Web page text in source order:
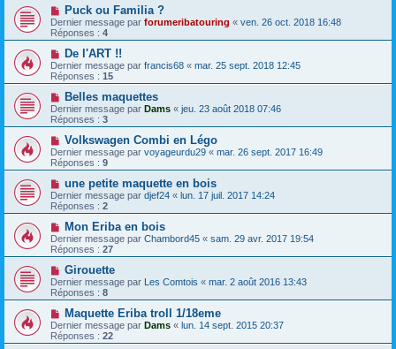
Puck ou Familia ?
Dernier message par forumeribatouring « ven. 26 oct. 2018 16:48
Réponses : 4
De l'ART !!
Dernier message par francis68 « mar. 25 sept. 2018 12:45
Réponses : 15
Belles maquettes
Dernier message par Dams « jeu. 23 août 2018 07:46
Réponses : 3
Volkswagen Combi en Légo
Dernier message par voyageurdu29 « mar. 26 sept. 2017 16:49
Réponses : 9
une petite maquette en bois
Dernier message par djef24 « lun. 17 juil. 2017 14:24
Réponses : 2
Mon Eriba en bois
Dernier message par Chambord45 « sam. 29 avr. 2017 19:54
Réponses : 27
Girouette
Dernier message par Les Comtois « mar. 2 août 2016 13:43
Réponses : 8
Maquette Eriba troll 1/18eme
Dernier message par Dams « lun. 14 sept. 2015 20:37
Réponses : 22